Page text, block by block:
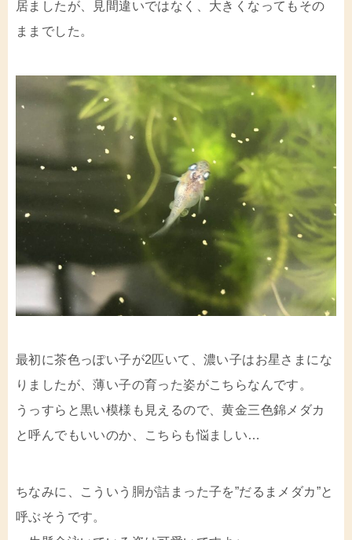
居ましたが、見間違いではなく、大きくなってもその
ままでした。
最初に茶色っぽい子が2匹いて、濃い子はお星さまにな
りましたが、薄い子の育った姿がこちらなんです。
うっすらと黒い模様も見えるので、黄金三色錦メダカ
と呼んでもいいのか、こちらも悩ましい…
ちなみに、こういう胴が詰まった子を”だるまメダカ”と
呼ぶそうです。